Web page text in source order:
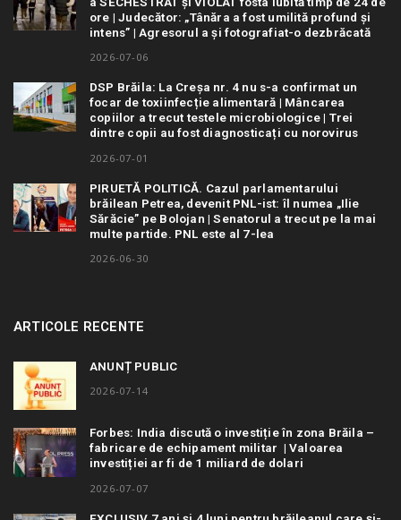
ore | Judecător: „Tânăra a fost umilită profund și
intens” | Agresorul a și fotografiat-o dezbrăcată
2026-07-06
DSP Brăila: La Creșa nr. 4 nu s-a confirmat un
focar de toxiinfecție alimentară | Mâncarea
copiilor a trecut testele microbiologice | Trei
dintre copii au fost diagnosticați cu norovirus
2026-07-01
PIRUETĂ POLITICĂ. Cazul parlamentarului
brăilean Petrea, devenit PNL-ist: îl numea „Ilie
Sărăcie” pe Bolojan | Senatorul a trecut pe la mai
multe partide. PNL este al 7-lea
2026-06-30
ARTICOLE RECENTE
ANUNȚ PUBLIC
2026-07-14
Forbes: India discută o investiție în zona Brăila –
fabricare de echipament militar | Valoarea
investiției ar fi de 1 miliard de dolari
2026-07-07